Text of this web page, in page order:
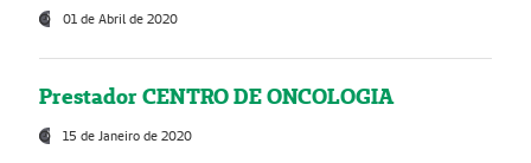
01 de Abril de 2020
Prestador CENTRO DE ONCOLOGIA
15 de Janeiro de 2020